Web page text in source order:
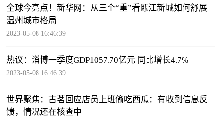
全球今亮点！新华网：从三个“重”看瓯江新城如何舒展
温州城市格局
2023-05-08 16:46:39
热议：淄博一季度GDP1057.70亿元 同比增长4.7%
2023-05-08 16:46:39
世界聚焦：古茗回应店员上班偷吃西瓜：有收到信息反
馈，情况还在核查中